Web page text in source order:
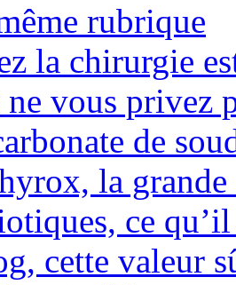
rubrique
la chirurgie
ne vous privez
de
la
ce
cette valeur